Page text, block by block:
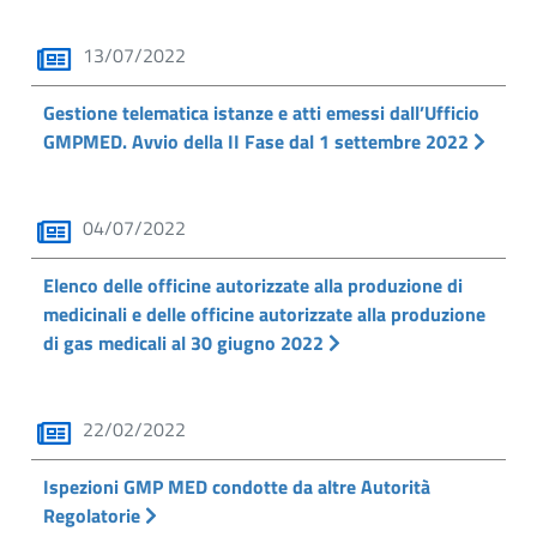
13/07/2022
Gestione telematica istanze e atti emessi dall’Ufficio
GMPMED. Avvio della II Fase dal 1 settembre 2022
04/07/2022
Elenco delle officine autorizzate alla produzione di
medicinali e delle officine autorizzate alla produzione
di gas medicali al 30 giugno 2022
22/02/2022
Ispezioni GMP MED condotte da altre Autorità
Regolatorie